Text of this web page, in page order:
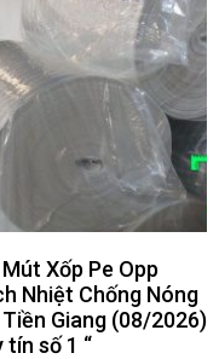
Mút Xốp Pe Opp
Nhiệt Chống Nóng
Giang (08/2026)
tín số 1 “